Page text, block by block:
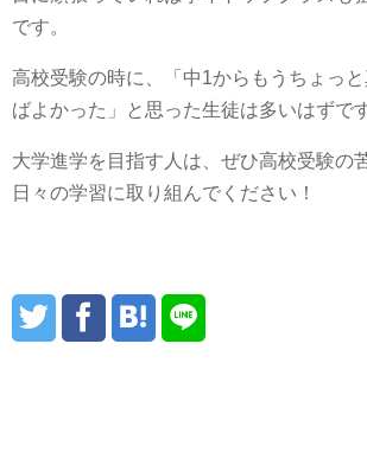
です。
高校受験の時に、「中1からもうちょっ
ばよかった」と思った生徒は多いはずです
大学進学を目指す人は、ぜひ高校受験の
日々の学習に取り組んでください！